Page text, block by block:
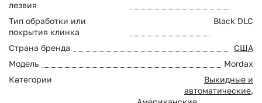
лезвия
Тип обработки или
покрытия клинка
Black DLC
Страна бренда
США
Модель
Mordax
Категории
Выкидные и
автоматические,